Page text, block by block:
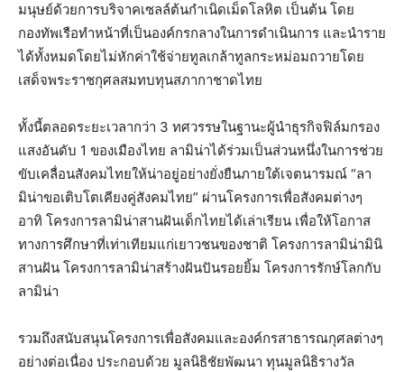
มนุษย์ด้วยการบริจาคเซลล์ต้นกำเนิดเม็ดโลหิต เป็นต้น โดย
กองทัพเรือทำหน้าที่เป็นองค์กรกลางในการดำเนินการ และนำราย
ได้ทั้งหมดโดยไม่หักค่าใช้จ่ายทูลเกล้าทูลกระหม่อมถวายโดย
เสด็จพระราชกุศลสมทบทุนสภากาชาดไทย
ทั้งนี้ตลอดระยะเวลากว่า 3 ทศวรรษในฐานะผู้นำธุรกิจฟิล์มกรอง
แสงอันดับ 1 ของเมืองไทย ลามิน่าได้ร่วมเป็นส่วนหนึ่งในการช่วย
ขับเคลื่อนสังคมไทยให้น่าอยู่อย่างยั่งยืนภายใต้เจตนารมณ์ “ลา
มิน่าขอเติบโตเคียงคู่สังคมไทย” ผ่านโครงการเพื่อสังคมต่างๆ
อาทิ โครงการลามิน่าสานฝันเด็กไทยได้เล่าเรียน เพื่อให้โอกาส
ทางการศึกษาที่เท่าเทียมแก่เยาวชนของชาติ โครงการลามิน่ามินิ
สานฝัน โครงการลามิน่าสร้างฝันปันรอยยิ้ม โครงการรักษ์โลกกับ
ลามิน่า
รวมถึงสนับสนุนโครงการเพื่อสังคมและองค์กรสาธารณกุศลต่างๆ
อย่างต่อเนื่อง ประกอบด้วย มูลนิธิชัยพัฒนา ทุนมูลนิธิรางวัล